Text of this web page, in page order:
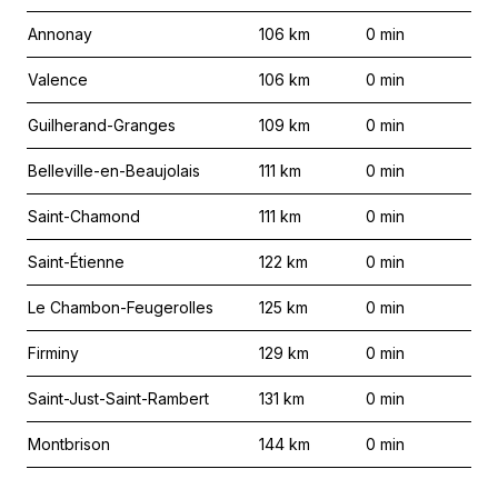
Annonay 106 km 0 min
Valence 106 km 0 min
Guilherand-Granges 109 km 0 min
Belleville-en-Beaujolais 111 km 0 min
Saint-Chamond 111 km 0 min
Saint-Étienne 122 km 0 min
Le Chambon-Feugerolles 125 km 0 min
Firminy 129 km 0 min
Saint-Just-Saint-Rambert 131 km 0 min
Montbrison 144 km 0 min